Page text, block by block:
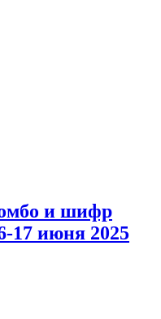
и шифр
17 июня 2025